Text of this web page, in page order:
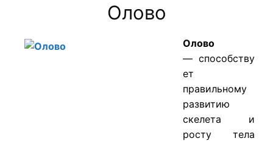
Олово
Олово
— способству
ет
правильному
развитию
скелета и
росту тела